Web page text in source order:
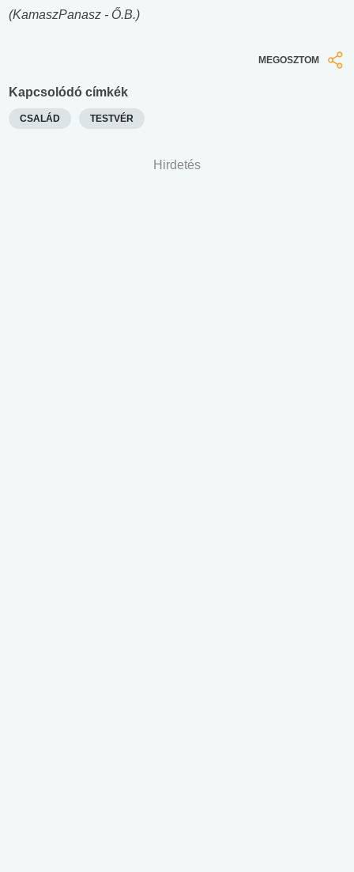
(KamaszPanasz - Ő.B.)
MEGOSZTOM
Kapcsolódó címkék
CSALÁD TESTVÉR
Hirdetés